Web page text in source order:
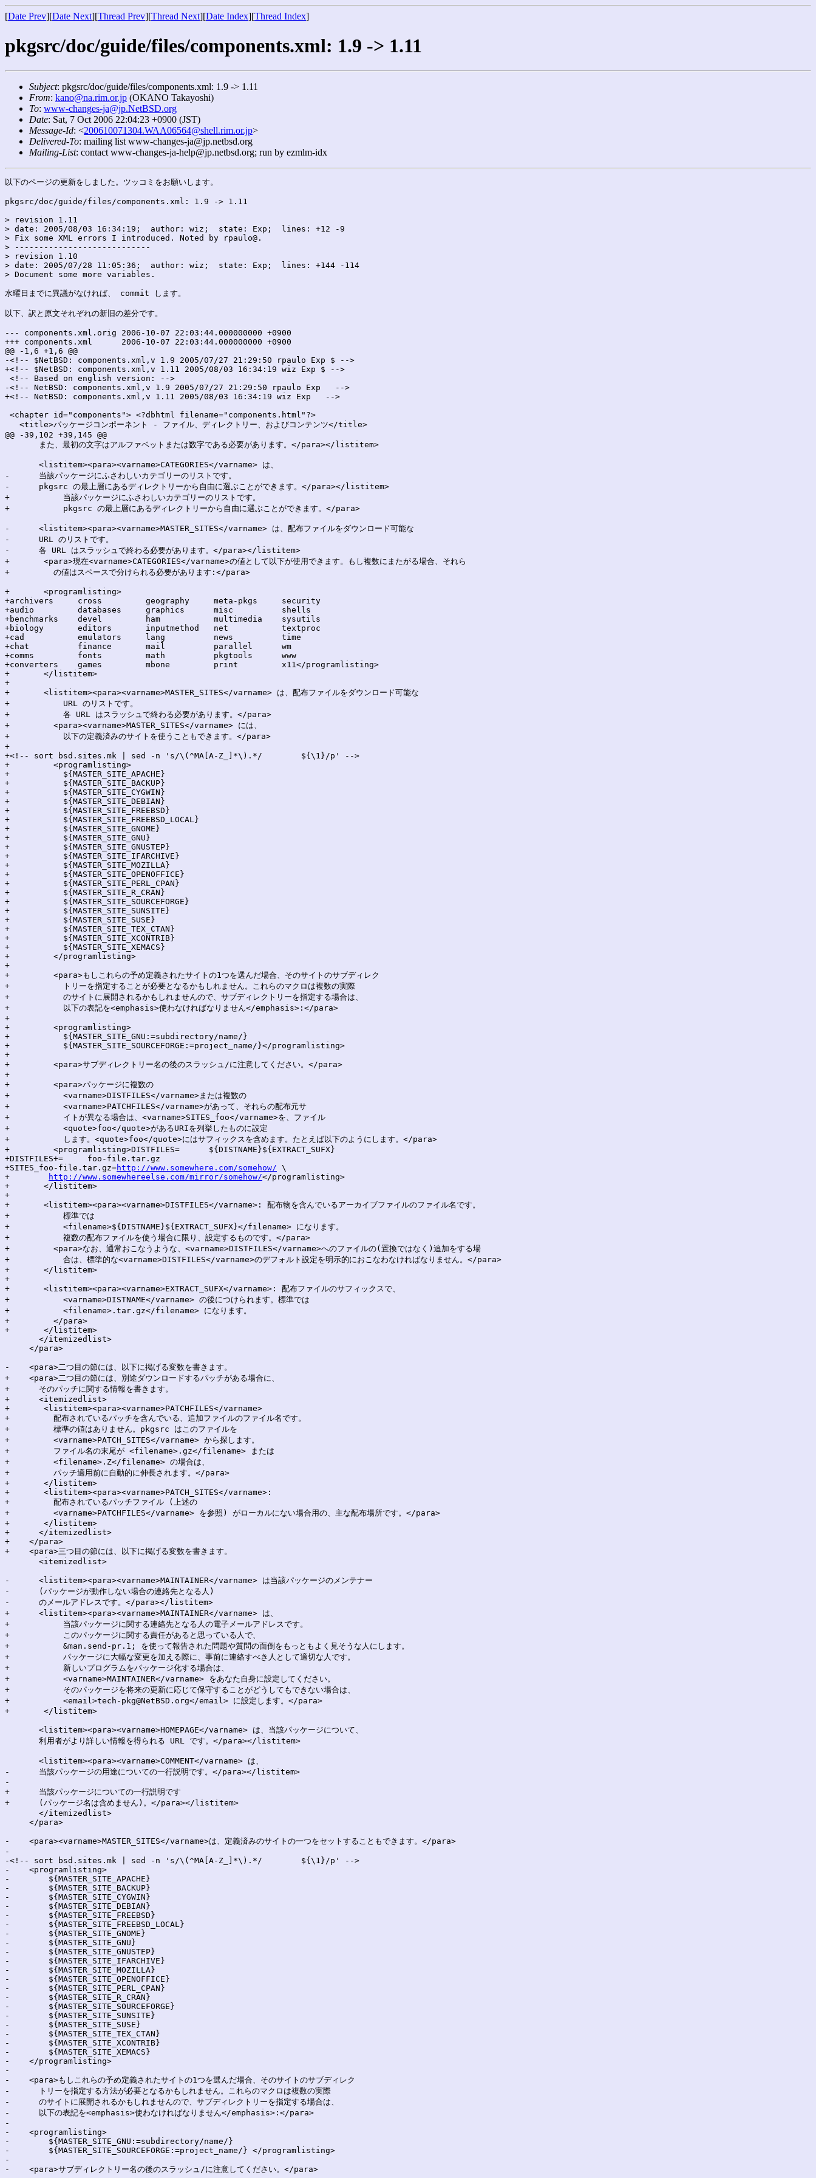
[Date Prev][Date Next][Thread Prev][Thread Next][Date Index][Thread Index]
pkgsrc/doc/guide/files/components.xml: 1.9 -> 1.11
Subject: pkgsrc/doc/guide/files/components.xml: 1.9 -> 1.11
From: kano@na.rim.or.jp (OKANO Takayoshi)
To: www-changes-ja@jp.NetBSD.org
Date: Sat, 7 Oct 2006 22:04:23 +0900 (JST)
Message-Id: <200610071304.WAA06564@shell.rim.or.jp>
Delivered-To: mailing list www-changes-ja@jp.netbsd.org
Mailing-List: contact www-changes-ja-help@jp.netbsd.org; run by ezmlm-idx
以下のページの更新をしました。ツッコミをお願いします。
pkgsrc/doc/guide/files/components.xml: 1.9 -> 1.11
> revision 1.11
> date: 2005/08/03 16:34:19;  author: wiz;  state: Exp;  lines: +12 -9
> Fix some XML errors I introduced. Noted by rpaulo@.
> ----------------------------
> revision 1.10
> date: 2005/07/28 11:05:36;  author: wiz;  state: Exp;  lines: +144 -114
> Document some more variables.
水曜日までに異議がなければ、 commit します。
以下、訳と原文それぞれの新旧の差分です。
--- components.xml.orig	2006-10-07 22:03:44.000000000 +0900
+++ components.xml	2006-10-07 22:03:44.000000000 +0900
@@ -1,6 +1,6 @@
-<!-- $NetBSD: components.xml,v 1.9 2005/07/27 21:29:50 rpaulo Exp $ -->
+<!-- $NetBSD: components.xml,v 1.11 2005/08/03 16:34:19 wiz Exp $ -->
<!-- Based on english version: -->
-<!-- NetBSD: components.xml,v 1.9 2005/07/27 21:29:50 rpaulo Exp   -->
+<!-- NetBSD: components.xml,v 1.11 2005/08/03 16:34:19 wiz Exp   -->
<chapter id="components"> <?dbhtml filename="components.html"?>
   <title>パッケージコンポーネント - ファイル、ディレクトリー、およびコンテンツ</title>
@@ -39,102 +39,145 @@
       また、最初の文字はアルファベットまたは数字である必要があります。</para></listitem>
       <listitem><para><varname>CATEGORIES</varname> は、
-      当該パッケージにふさわしいカテゴリーのリストです。
-      pkgsrc の最上層にあるディレクトリーから自由に選ぶことができます。</para></listitem>
+	    当該パッケージにふさわしいカテゴリーのリストです。
+	    pkgsrc の最上層にあるディレクトリーから自由に選ぶことができます。</para>
-      <listitem><para><varname>MASTER_SITES</varname> は、配布ファイルをダウンロード可能な
-      URL のリストです。
-      各 URL はスラッシュで終わる必要があります。</para></listitem>
+	<para>現在<varname>CATEGORIES</varname>の値として以下が使用できます。もし複数にまたがる場合、それら
+	  の値はスペースで分けられる必要があります:</para>
+	<programlisting>
+archivers     cross         geography     meta-pkgs     security
+audio         databases     graphics      misc          shells
+benchmarks    devel         ham           multimedia    sysutils
+biology       editors       inputmethod   net           textproc
+cad           emulators     lang          news          time
+chat          finance       mail          parallel      wm
+comms         fonts         math          pkgtools      www
+converters    games         mbone         print         x11</programlisting>
+	</listitem>
+
+	<listitem><para><varname>MASTER_SITES</varname> は、配布ファイルをダウンロード可能な
+	    URL のリストです。
+	    各 URL はスラッシュで終わる必要があります。</para>
+	  <para><varname>MASTER_SITES</varname> には、
+	    以下の定義済みのサイトを使うこともできます。</para>
+
+<!-- sort bsd.sites.mk | sed -n 's/\(^MA[A-Z_]*\).*/        ${\1}/p' -->
+	  <programlisting>
+	    ${MASTER_SITE_APACHE}
+	    ${MASTER_SITE_BACKUP}
+	    ${MASTER_SITE_CYGWIN}
+	    ${MASTER_SITE_DEBIAN}
+	    ${MASTER_SITE_FREEBSD}
+	    ${MASTER_SITE_FREEBSD_LOCAL}
+	    ${MASTER_SITE_GNOME}
+	    ${MASTER_SITE_GNU}
+	    ${MASTER_SITE_GNUSTEP}
+	    ${MASTER_SITE_IFARCHIVE}
+	    ${MASTER_SITE_MOZILLA}
+	    ${MASTER_SITE_OPENOFFICE}
+	    ${MASTER_SITE_PERL_CPAN}
+	    ${MASTER_SITE_R_CRAN}
+	    ${MASTER_SITE_SOURCEFORGE}
+	    ${MASTER_SITE_SUNSITE}
+	    ${MASTER_SITE_SUSE}
+	    ${MASTER_SITE_TEX_CTAN}
+	    ${MASTER_SITE_XCONTRIB}
+	    ${MASTER_SITE_XEMACS}
+	  </programlisting>
+
+	  <para>もしこれらの予め定義されたサイトの1つを選んだ場合、そのサイトのサブディレク
+	    トリーを指定することが必要となるかもしれません。これらのマクロは複数の実際
+	    のサイトに展開されるかもしれませんので、サブディレクトリーを指定する場合は、
+	    以下の表記を<emphasis>使わなければなりません</emphasis>:</para>
+
+	  <programlisting>
+	    ${MASTER_SITE_GNU:=subdirectory/name/}
+	    ${MASTER_SITE_SOURCEFORGE:=project_name/}</programlisting>
+
+	  <para>サブディレクトリー名の後のスラッシュ/に注意してください。</para>
+
+	  <para>パッケージに複数の
+	    <varname>DISTFILES</varname>または複数の
+	    <varname>PATCHFILES</varname>があって、それらの配布元サ
+	    イトが異なる場合は、<varname>SITES_foo</varname>を、ファイル
+	    <quote>foo</quote>があるURIを列挙したものに設定
+	    します。<quote>foo</quote>にはサフィックスを含めます。たとえば以下のようにします。</para>
+	  <programlisting>DISTFILES=      ${DISTNAME}${EXTRACT_SUFX}
+DISTFILES+=     foo-file.tar.gz
+SITES_foo-file.tar.gz=http://www.somewhere.com/somehow/ \
+
http://www.somewhereelse.com/mirror/somehow/</programlisting>
+	</listitem>
+
+	<listitem><para><varname>DISTFILES</varname>: 配布物を含んでいるアーカイブファイルのファイル名です。
+	    標準では
+	    <filename>${DISTNAME}${EXTRACT_SUFX}</filename> になります。
+	    複数の配布ファイルを使う場合に限り、設定するものです。</para>
+	  <para>なお、通常おこなうような、<varname>DISTFILES</varname>へのファイルの(置換ではなく)追加をする場
+	    合は、標準的な<varname>DISTFILES</varname>のデフォルト設定を明示的におこなわなければなりません。</para>
+	</listitem>
+
+	<listitem><para><varname>EXTRACT_SUFX</varname>: 配布ファイルのサフィックスで、
+	    <varname>DISTNAME</varname> の後につけられます。標準では
+	    <filename>.tar.gz</filename> になります。
+	  </para>
+	</listitem>
       </itemizedlist>
     </para>
-    <para>二つ目の節には、以下に掲げる変数を書きます。
+    <para>二つ目の節には、別途ダウンロードするパッチがある場合に、
+      そのパッチに関する情報を書きます。
+      <itemizedlist>
+	<listitem><para><varname>PATCHFILES</varname>
+	  配布されているパッチを含んでいる、追加ファイルのファイル名です。
+	  標準の値はありません。pkgsrc はこのファイルを
+	  <varname>PATCH_SITES</varname> から探します。
+	  ファイル名の末尾が <filename>.gz</filename> または
+	  <filename>.Z</filename> の場合は、
+	  パッチ適用前に自動的に伸長されます。</para>
+	</listitem>
+	<listitem><para><varname>PATCH_SITES</varname>:
+	  配布されているパッチファイル (上述の
+	  <varname>PATCHFILES</varname> を参照) がローカルにない場合用の、主な配布場所です。</para>
+	</listitem>
+      </itemizedlist>
+    </para>
+    <para>三つ目の節には、以下に掲げる変数を書きます。
       <itemizedlist>
-      <listitem><para><varname>MAINTAINER</varname> は当該パッケージのメンテナー
-      (パッケージが動作しない場合の連絡先となる人)
-      のメールアドレスです。</para></listitem>
+      <listitem><para><varname>MAINTAINER</varname> は、
+	    当該パッケージに関する連絡先となる人の電子メールアドレスです。
+	    このパッケージに関する責任があると思っている人で、
+	    &man.send-pr.1; を使って報告された問題や質問の面倒をもっともよく見そうな人にします。
+	    パッケージに大幅な変更を加える際に、事前に連絡すべき人として適切な人です。
+	    新しいプログラムをパッケージ化する場合は、
+	    <varname>MAINTAINER</varname> をあなた自身に設定してください。
+	    そのパッケージを将来の更新に応じて保守することがどうしてもできない場合は、
+	    <email>tech-pkg@NetBSD.org</email> に設定します。</para>
+	</listitem>
       <listitem><para><varname>HOMEPAGE</varname> は、当該パッケージについて、
       利用者がより詳しい情報を得られる URL です。</para></listitem>
       <listitem><para><varname>COMMENT</varname> は、
-      当該パッケージの用途についての一行説明です。</para></listitem>
-
+      当該パッケージについての一行説明です
+      (パッケージ名は含めません)。</para></listitem>
       </itemizedlist>
     </para>
-    <para><varname>MASTER_SITES</varname>は、定義済みのサイトの一つをセットすることもできます。</para>
-
-<!-- sort bsd.sites.mk | sed -n 's/\(^MA[A-Z_]*\).*/        ${\1}/p' -->
-    <programlisting>
-        ${MASTER_SITE_APACHE}
-        ${MASTER_SITE_BACKUP}
-        ${MASTER_SITE_CYGWIN}
-        ${MASTER_SITE_DEBIAN}
-        ${MASTER_SITE_FREEBSD}
-        ${MASTER_SITE_FREEBSD_LOCAL}
-        ${MASTER_SITE_GNOME}
-        ${MASTER_SITE_GNU}
-        ${MASTER_SITE_GNUSTEP}
-        ${MASTER_SITE_IFARCHIVE}
-        ${MASTER_SITE_MOZILLA}
-        ${MASTER_SITE_OPENOFFICE}
-        ${MASTER_SITE_PERL_CPAN}
-        ${MASTER_SITE_R_CRAN}
-        ${MASTER_SITE_SOURCEFORGE}
-        ${MASTER_SITE_SUNSITE}
-        ${MASTER_SITE_SUSE}
-        ${MASTER_SITE_TEX_CTAN}
-        ${MASTER_SITE_XCONTRIB}
-        ${MASTER_SITE_XEMACS}
-    </programlisting>
-
-    <para>もしこれらの予め定義されたサイトの1つを選んだ場合、そのサイトのサブディレク
-      トリーを指定する方法が必要となるかもしれません。これらのマクロは複数の実際
-      のサイトに展開されるかもしれませんので、サブディレクトリーを指定する場合は、
-      以下の表記を<emphasis>使わなければなりません</emphasis>:</para>
-
-    <programlisting>
-        ${MASTER_SITE_GNU:=subdirectory/name/}
-        ${MASTER_SITE_SOURCEFORGE:=project_name/} </programlisting>
-
-    <para>サブディレクトリー名の後のスラッシュ/に注意してください。</para>